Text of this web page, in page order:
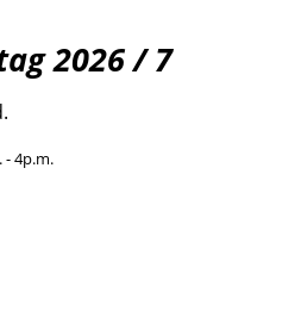
2026 / 7
- 4p.m.